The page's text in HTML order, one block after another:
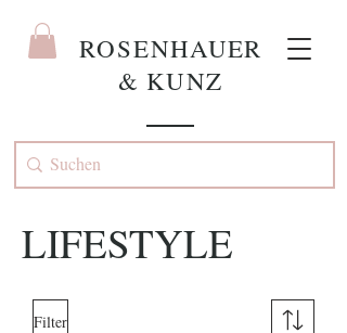
ROSENHAUER
& KUNZ
LIFESTYLE
Filter